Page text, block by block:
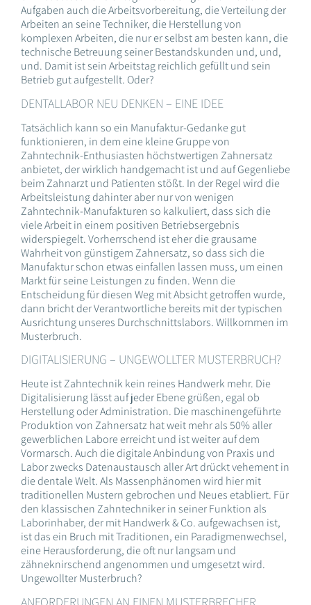
Aufgaben auch die Arbeitsvorbereitung, die Verteilung der
Arbeiten an seine Techniker, die Herstellung von
komplexen Arbeiten, die nur er selbst am besten kann, die
technische Betreuung seiner Bestandskunden und, und,
und. Damit ist sein Arbeitstag reichlich gefüllt und sein
Betrieb gut aufgestellt. Oder?
DENTALLABOR NEU DENKEN – EINE IDEE
Tatsächlich kann so ein Manufaktur-Gedanke gut
funktionieren, in dem eine kleine Gruppe von
Zahntechnik-Enthusiasten höchstwertigen Zahnersatz
anbietet, der wirklich handgemacht ist und auf Gegenliebe
beim Zahnarzt und Patienten stößt. In der Regel wird die
Arbeitsleistung dahinter aber nur von wenigen
Zahntechnik-Manufakturen so kalkuliert, dass sich die
viele Arbeit in einem positiven Betriebsergebnis
widerspiegelt. Vorherrschend ist eher die grausame
Wahrheit von günstigem Zahnersatz, so dass sich die
Manufaktur schon etwas einfallen lassen muss, um einen
Markt für seine Leistungen zu finden. Wenn die
Entscheidung für diesen Weg mit Absicht getroffen wurde,
dann bricht der Verantwortliche bereits mit der typischen
Ausrichtung unseres Durchschnittslabors. Willkommen im
Musterbruch.
DIGITALISIERUNG – UNGEWOLLTER MUSTERBRUCH?
Heute ist Zahntechnik kein reines Handwerk mehr. Die
Digitalisierung lässt auf jeder Ebene grüßen, egal ob
Herstellung oder Administration. Die maschinengeführte
Produktion von Zahnersatz hat weit mehr als 50% aller
gewerblichen Labore erreicht und ist weiter auf dem
Vormarsch. Auch die digitale Anbindung von Praxis und
Labor zwecks Datenaustausch aller Art drückt vehement in
die dentale Welt. Als Massenphänomen wird hier mit
traditionellen Mustern gebrochen und Neues etabliert. Für
den klassischen Zahntechniker in seiner Funktion als
Laborinhaber, der mit Handwerk & Co. aufgewachsen ist,
ist das ein Bruch mit Traditionen, ein Paradigmenwechsel,
eine Herausforderung, die oft nur langsam und
zähneknirschend angenommen und umgesetzt wird.
Ungewollter Musterbruch?
ANFORDERUNGEN AN EINEN MUSTERBRECHER